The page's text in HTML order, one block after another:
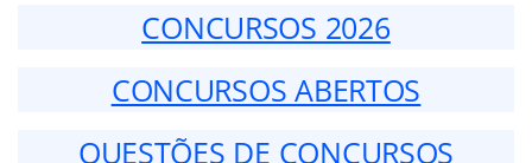
CONCURSOS 2026
CONCURSOS ABERTOS
QUESTÕES DE CONCURSOS